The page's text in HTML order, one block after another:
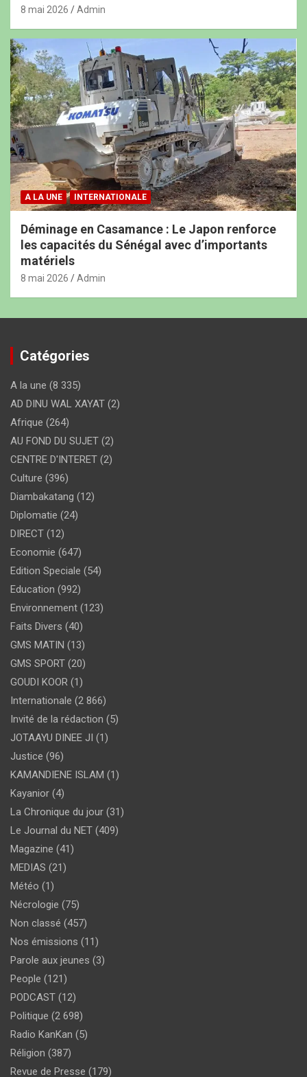
8 mai 2026 Admin
A LA UNE INTERNATIONALE
Déminage en Casamance : Le Japon renforce
les capacités du Sénégal avec d’importants
matériels
8 mai 2026 Admin
Catégories
A la une (8 335)
AD DINU WAL XAYAT (2)
Afrique (264)
AU FOND DU SUJET (2)
CENTRE D'INTERET (2)
Culture (396)
Diambakatang (12)
Diplomatie (24)
DIRECT (12)
Economie (647)
Edition Speciale (54)
Education (992)
Environnement (123)
Faits Divers (40)
GMS MATIN (13)
GMS SPORT (20)
GOUDI KOOR (1)
Internationale (2 866)
Invité de la rédaction (5)
JOTAAYU DINEE JI (1)
Justice (96)
KAMANDIENE ISLAM (1)
Kayanior (4)
La Chronique du jour (31)
Le Journal du NET (409)
Magazine (41)
MEDIAS (21)
Météo (1)
Nécrologie (75)
Non classé (457)
Nos émissions (11)
Parole aux jeunes (3)
People (121)
PODCAST (12)
Politique (2 698)
Radio KanKan (5)
Réligion (387)
Revue de Presse (179)